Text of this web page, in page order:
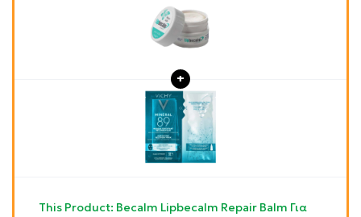
This Product: Becalm Lipbecalm Repair Balm Για